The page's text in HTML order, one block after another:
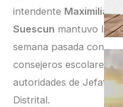
intendente Maximiliano
Suescun mantuvo la
semana pasada con
consejeros escolares y
autoridades de Jefatura
Distrital.